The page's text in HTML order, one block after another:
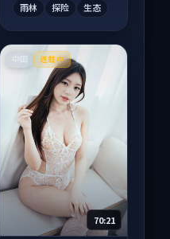
雨林 探险 生态
连载中
70:21